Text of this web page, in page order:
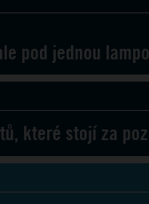
pod jednou
které stojí za